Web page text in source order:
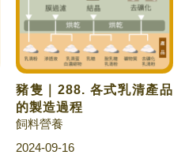
豬隻｜288. 各式乳清產品
的製造過程
飼料營養
2024-09-16